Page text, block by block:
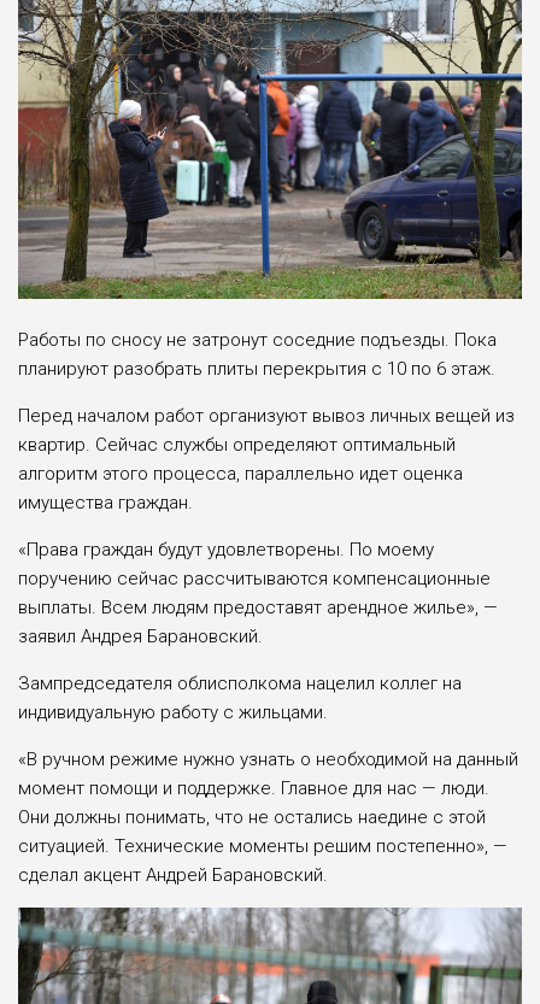
Работы по сносу не затронут соседние подъезды. Пока
планируют разобрать плиты перекрытия с 10 по 6 этаж.
Перед началом работ организуют вывоз личных вещей из
квартир. Сейчас службы определяют оптимальный
алгоритм этого процесса, параллельно идет оценка
имущества граждан.
«Права граждан будут удовлетворены. По моему
поручению сейчас рассчитываются компенсационные
выплаты. Всем людям предоставят арендное жилье», —
заявил Андрея Барановский.
Зампредседателя облисполкома нацелил коллег на
индивидуальную работу с жильцами.
«В ручном режиме нужно узнать о необходимой на данный
момент помощи и поддержке. Главное для нас — люди.
Они должны понимать, что не остались наедине с этой
ситуацией. Технические моменты решим постепенно», —
сделал акцент Андрей Барановский.